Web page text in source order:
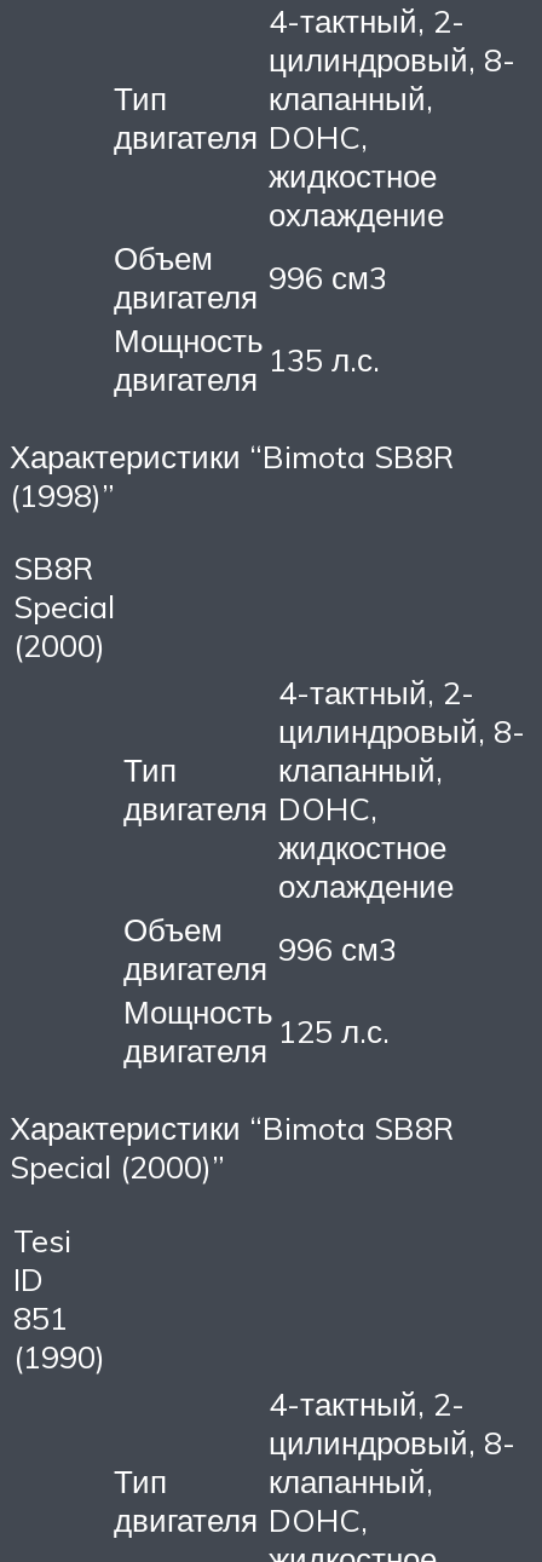
Тип
двигателя
4-тактный, 2-
цилиндровый, 8-
клапанный,
DOHC,
жидкостное
охлаждение
Объем
двигателя 996 см3
Мощность
двигателя 135 л.с.
Характеристики “Bimota SB8R
(1998)”
SB8R
Special
(2000)
Тип
двигателя
4-тактный, 2-
цилиндровый, 8-
клапанный,
DOHC,
жидкостное
охлаждение
Объем
двигателя 996 см3
Мощность
двигателя 125 л.с.
Характеристики “Bimota SB8R
Special (2000)”
Tesi
ID
851
(1990)
Тип
двигателя
4-тактный, 2-
цилиндровый, 8-
клапанный,
DOHC,